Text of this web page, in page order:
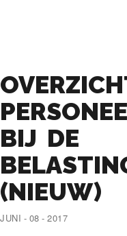
BIJ DE
(NIEUW)
JUNI - 08 - 2017